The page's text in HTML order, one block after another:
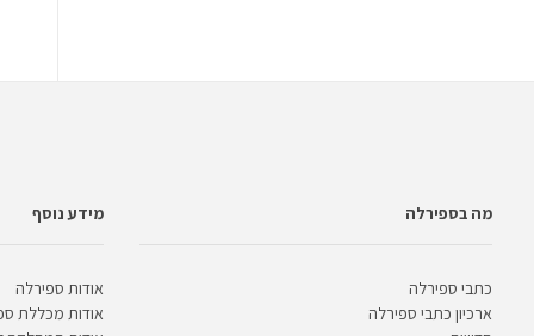
מידע נוסף
אודות ספירלה
אודות מכללת
מה בספירלה
כתבי ספירלה
ארכיון כתבי ספירלה